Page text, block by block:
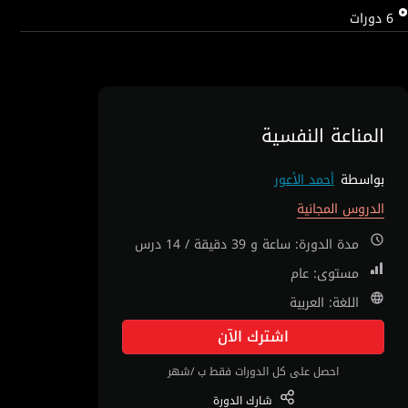
6دورات
المناعة النفسية
بواسطة أحمد الأعور
الدروس المجانية
مدة الدورة: ساعة و 39 دقيقة / 14 درس
مستوى: عام
اللغة: العربية
اشترك الآن
احصل على كل الدورات فقط ب /شهر
شاركالدورة